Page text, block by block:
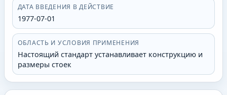
ДАТА ВВЕДЕНИЯ В ДЕЙСТВИЕ
1977-07-01
ОБЛАСТЬ И УСЛОВИЯ ПРИМЕНЕНИЯ
Настоящий стандарт устанавливает конструкцию и
размеры стоек